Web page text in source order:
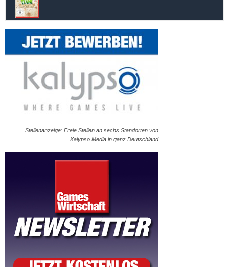
Stellenanzeige: Freie Stellen an sechs Standorten von
Kalypso Media in ganz Deutschland